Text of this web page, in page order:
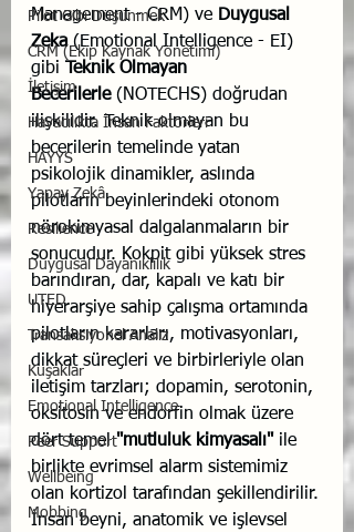
Pilot Gibi Düşünmek
CRM (Ekip Kaynak Yönetimi)
İletişim
Havacılıkta İnsan Faktörleri
HAYYS
Yapay Zekâ
Resilience
Duygusal Dayanıklılık
UTED
Transaksiyonel Analiz
Kuşaklar
Emotional Intelligence
Peer Support
Wellbeing
Mobbing
Management - CRM) ve Duygusal
Zeka (Emotional Intelligence - EI)
gibi Teknik Olmayan
Becerilerle (NOTECHS) doğrudan
ilişkilidir. Teknik olmayan bu
becerilerin temelinde yatan
psikolojik dinamikler, aslında
pilotların beyinlerindeki otonom
nörokimyasal dalgalanmaların bir
sonucudur. Kokpit gibi yüksek stres
barındıran, dar, kapalı ve katı bir
hiyerarşiye sahip çalışma ortamında
pilotların kararları, motivasyonları,
dikkat süreçleri ve birbirleriyle olan
iletişim tarzları; dopamin, serotonin,
oksitosin ve endorfin olmak üzere
dört temel "mutluluk kimyasalı" ile
birlikte evrimsel alarm sistemimiz
olan kortizol tarafından şekillendirilir.
İnsan beyni, anatomik ve işlevsel